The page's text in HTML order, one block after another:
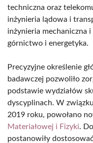
techniczna oraz
inżynieria lądowa i
inżynieria mechaniczna
górnictwo i energetyka.
Precyzyjne określenie
badawczej pozwoliło
podstawie wydziałów
dyscyplinach. W
2019 roku, powołano
Materiałowej i Fizyki.
postanowiły